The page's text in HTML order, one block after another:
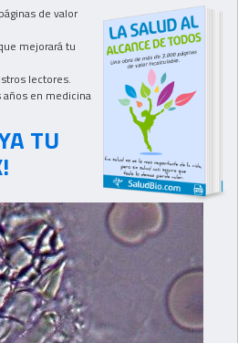
de valor
mejorará tu
lectores.
en medicina
TU